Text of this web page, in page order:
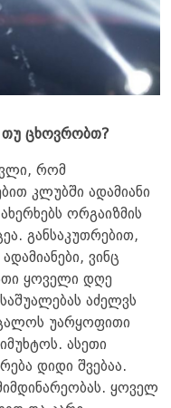
თუ ცხოვრობთ?
რომ
კლუბში ადამიანი
ორგაიზმის
განსაკუთრებით,
ვინც
ყოველი დღე
აძელვს
უარყოფითი
ასეთი
დიდი შვებაა.
ყოველ